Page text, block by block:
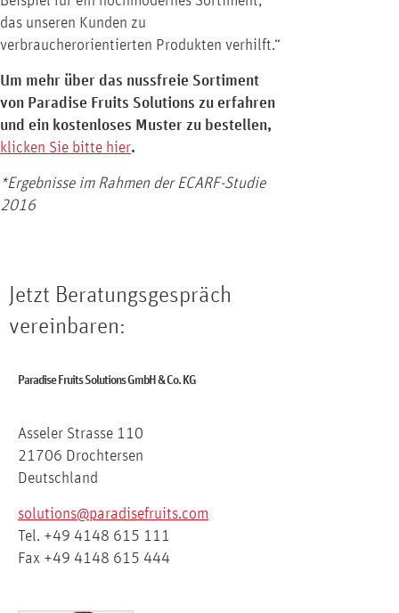
das unseren Kunden zu
verbraucherorientierten Produkten verhilft.“
Um mehr über das nussfreie Sortiment
von Paradise Fruits Solutions zu erfahren
und ein kostenloses Muster zu bestellen,
klicken Sie bitte hier.
*Ergebnisse im Rahmen der ECARF-Studie
2016
Jetzt Beratungsgespräch
vereinbaren:
Paradise Fruits Solutions GmbH & Co. KG
Asseler Strasse 110
21706 Drochtersen
Deutschland
solutions@paradisefruits.com
Tel. +49 4148 615 111
Fax +49 4148 615 444